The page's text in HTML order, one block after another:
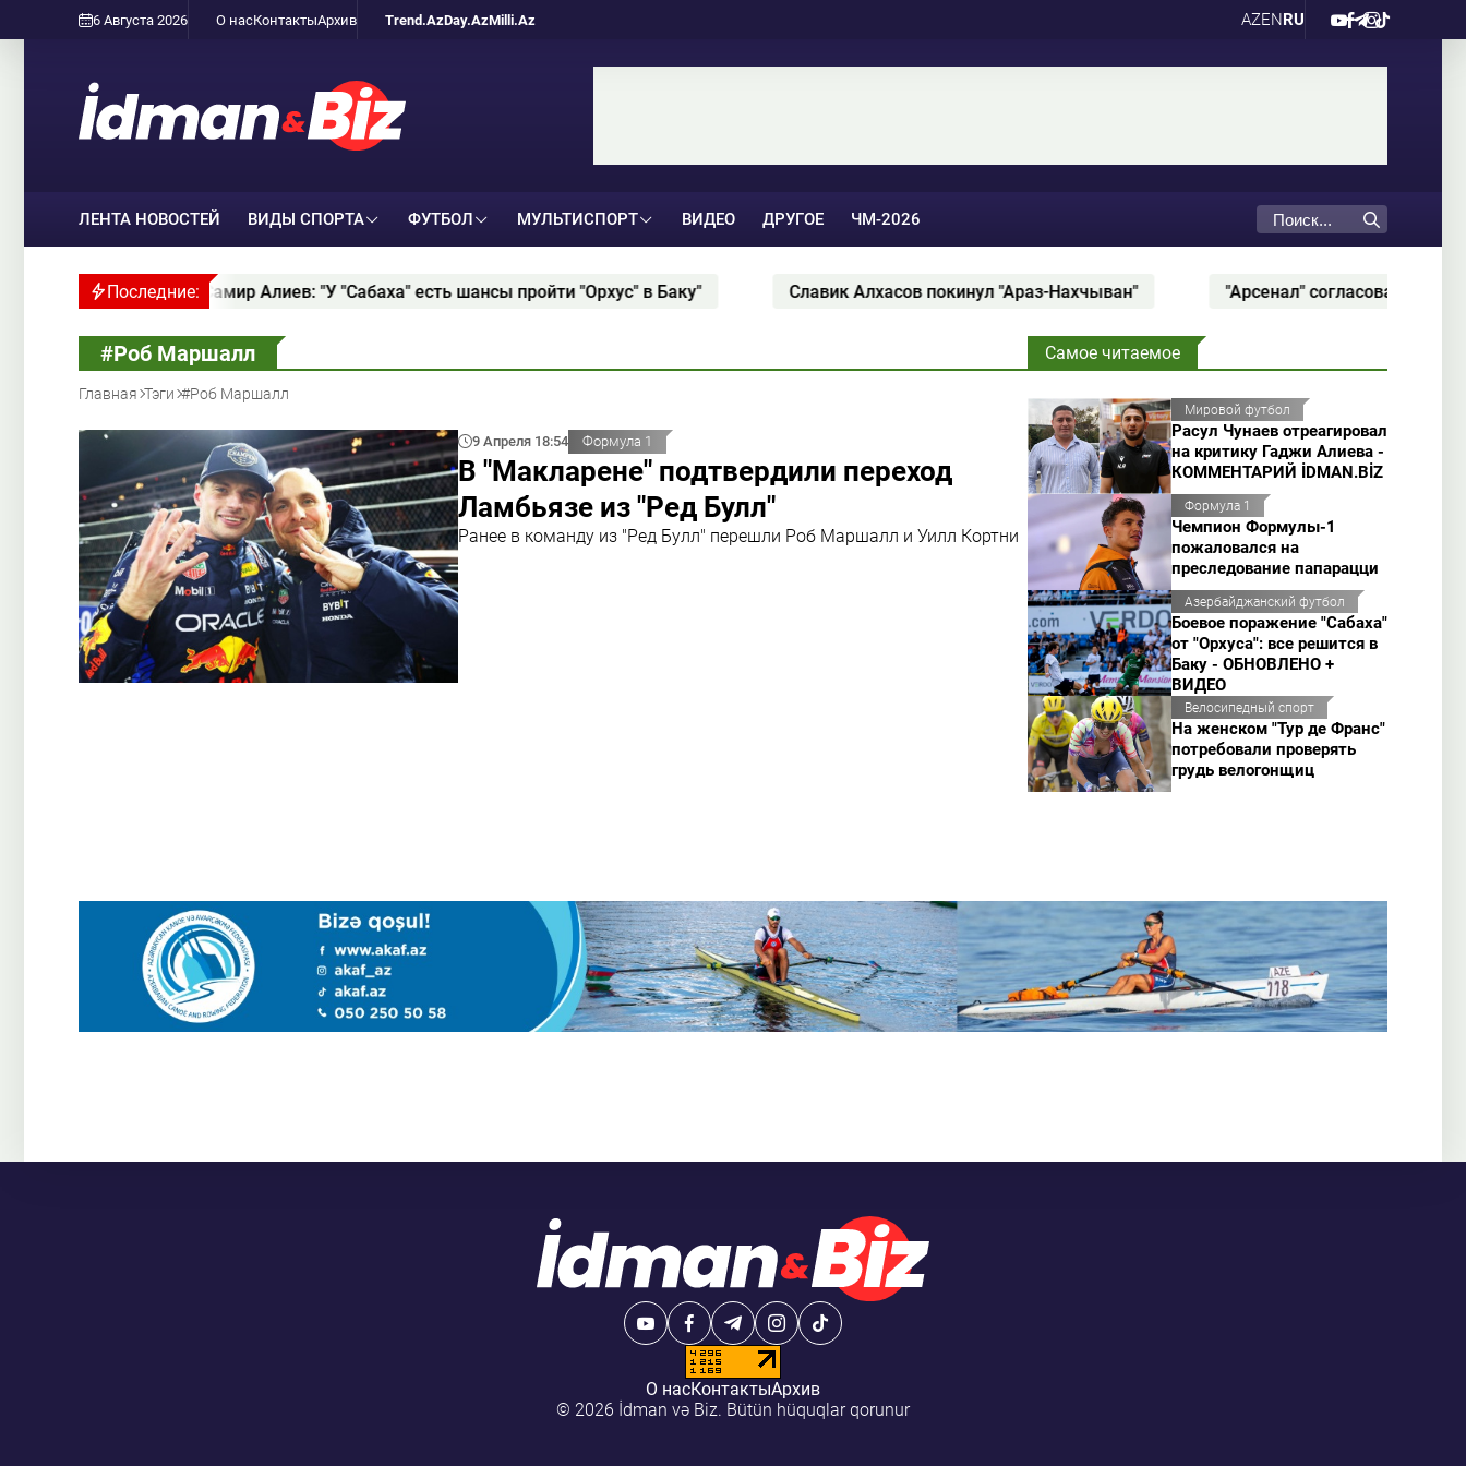
6 Августа 2026 О насКонтактыАрхив Trend.AzDay.AzMilli.Az AZENRU
ЛЕНТА НОВОСТЕЙ ВИДЫ СПОРТА ФУТБОЛ МУЛЬТИСПОРТ ВИДЕО ДРУГОЕ ЧМ-2026
Последние:
Самир Алиев: "У "Сабаха" есть шансы пройти "Орхус" в Баку" Славик Алхасов покинул "Араз-Нахчыван" "Арсенал" согласовал трансфер
#Роб Маршалл
Главная Тэги #Роб Маршалл
9 Апреля 18:54 Формула 1
В "Макларене" подтвердили переход
Ламбьязе из "Ред Булл"
Ранее в команду из "Ред Булл" перешли Роб Маршалл и Уилл Кортни
Самое читаемое
Мировой футбол
Расул Чунаев отреагировал
на критику Гаджи Алиева -
КОММЕНТАРИЙ İDMAN.BİZ
Формула 1
Чемпион Формулы-1
пожаловался на
преследование папарацци
Азербайджанский футбол
Боевое поражение "Сабаха"
от "Орхуса": все решится в
Баку - ОБНОВЛЕНО +
ВИДЕО
Велосипедный спорт
На женском "Тур де Франс"
потребовали проверять
грудь велогонщиц
О насКонтактыАрхив
© 2026 İdman və Biz. Bütün hüquqlar qorunur